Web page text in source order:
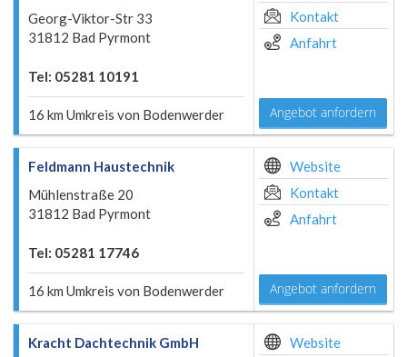
Georg-Viktor-Str 33
31812 Bad Pyrmont
Tel: 05281 10191
16 km Umkreis von Bodenwerder
Kontakt
Anfahrt
Angebot anfordern
Feldmann Haustechnik
Mühlenstraße 20
31812 Bad Pyrmont
Tel: 05281 17746
16 km Umkreis von Bodenwerder
Website
Kontakt
Anfahrt
Angebot anfordern
Kracht Dachtechnik GmbH
Website